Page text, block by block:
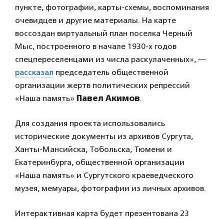
пункте, фотографии, карты-схемы, воспоминания
очевидцев и другие материалы. На карте
воссоздан виртуальный план поселка Черный
Мыс, построенного в начале 1930-х годов
спецпереселенцами из числа раскулаченных», —
рассказал председатель общественной
организации жертв политических репрессий
«Наша память» Павел Акимов.
Для создания проекта использовались
исторические документы из архивов Сургута,
Ханты-Мансийска, Тобольска, Тюмени и
Екатеринбурга, общественной организации
«Наша память» и Сургутского краеведческого
музея, мемуары, фотографии из личных архивов.
Интерактивная карта будет презентована 23